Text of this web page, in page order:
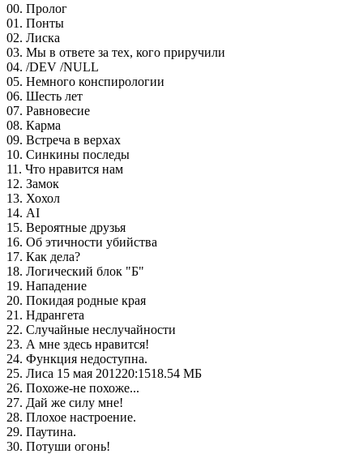
00. Пролог
01. Понты
02. Лиска
03. Мы в ответе за тех, кого приручили
04. /DEV /NULL
05. Немного конспирологии
06. Шесть лет
07. Равновесие
08. Карма
09. Встреча в верхах
10. Синкины последы
11. Что нравится нам
12. Замок
13. Хохол
14. AI
15. Вероятные друзья
16. Об этичности убийства
17. Как дела?
18. Логический блок "Б"
19. Нападение
20. Покидая родные края
21. Ндрангета
22. Случайные неслучайности
23. А мне здесь нравится!
24. Функция недоступна.
25. Лиса 15 мая 201220:1518.54 МБ
26. Похоже-не похоже...
27. Дай же силу мне!
28. Плохое настроение.
29. Паутина.
30. Потуши огонь!